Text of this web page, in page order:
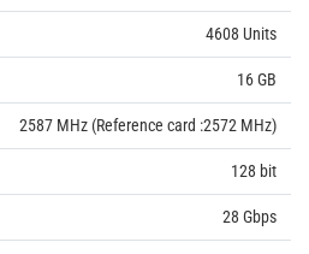
4608 Units
16 GB
2587 MHz (Reference card :2572 MHz)
128 bit
28 Gbps